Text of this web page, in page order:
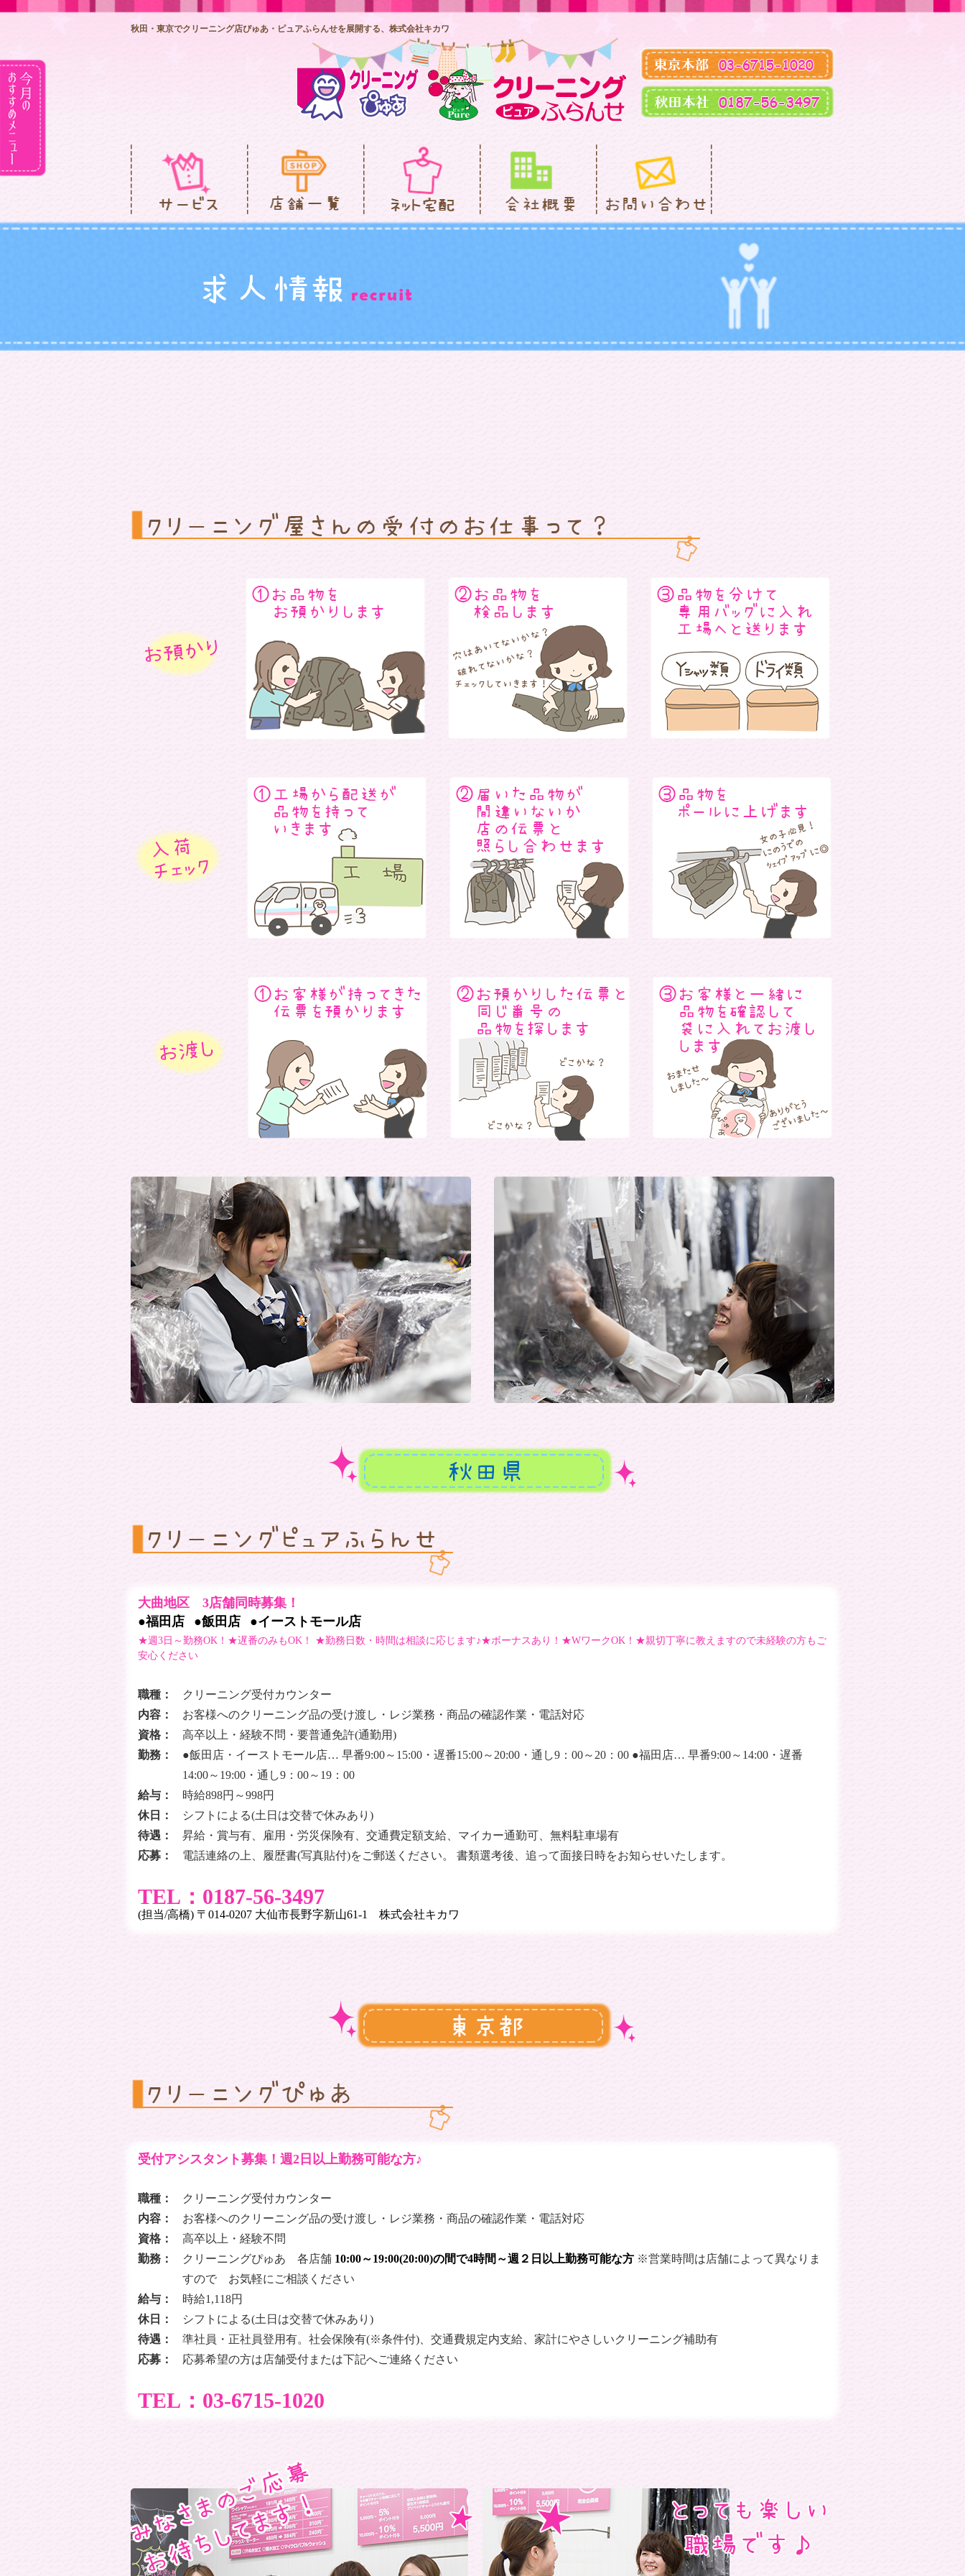
秋田・東京でクリーニング店ぴゅあ・ピュアふらんせを展開する、株式会社キカワ
大曲地区 3店舗同時募集！
●福田店
●飯田店 ●イーストモール店
★週3日～勤務OK！★遅番のみもOK！ ★勤務日数・時間は相談に応じます♪★ボーナスあり！★WワークOK！★親切丁寧に教えますので未経験の方もご
安心ください
職種：
クリーニング受付カウンター
内容：
お客様へのクリーニング品の受け渡し・レジ業務・商品の確認作業・電話対応
資格：
高卒以上・経験不問・要普通免許(通勤用)
勤務：
●飯田店・イーストモール店… 早番9:00～15:00・遅番15:00～20:00・通し9：00～20：00 ●福田店… 早番9:00～14:00・遅番
14:00～19:00・通し9：00～19：00
給与：
時給898円～998円
休日：
シフトによる(土日は交替で休みあり)
待遇：
昇給・賞与有、雇用・労災保険有、交通費定額支給、マイカー通勤可、無料駐車場有
応募：
電話連絡の上、履歴書(写真貼付)をご郵送ください。 書類選考後、追って面接日時をお知らせいたします。
TEL：0187-56-3497
(担当/高橋) 〒014-0207 大仙市長野字新山61-1 株式会社キカワ
受付アシスタント募集！週2日以上勤務可能な方♪
職種：
クリーニング受付カウンター
内容：
お客様へのクリーニング品の受け渡し・レジ業務・商品の確認作業・電話対応
資格：
高卒以上・経験不問
勤務：
クリーニングぴゅあ 各店舗 10:00～19:00(20:00)の間で4時間～週２日以上勤務可能な方 ※営業時間は店舗によって異なりま
すので お気軽にご相談ください
給与：
時給1,118円
休日：
シフトによる(土日は交替で休みあり)
待遇：
準社員・正社員登用有。社会保険有(※条件付)、交通費規定内支給、家計にやさしいクリーニング補助有
応募：
応募希望の方は店舗受付または下記へご連絡ください
TEL：03-6715-1020